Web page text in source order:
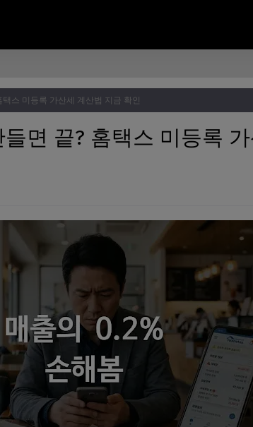
스 미등록 가산세 계산법 지금 확인
면 끝? 홈택스 미등록